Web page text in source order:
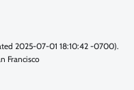
2025-07-01 18:10:42 -0700).
Francisco